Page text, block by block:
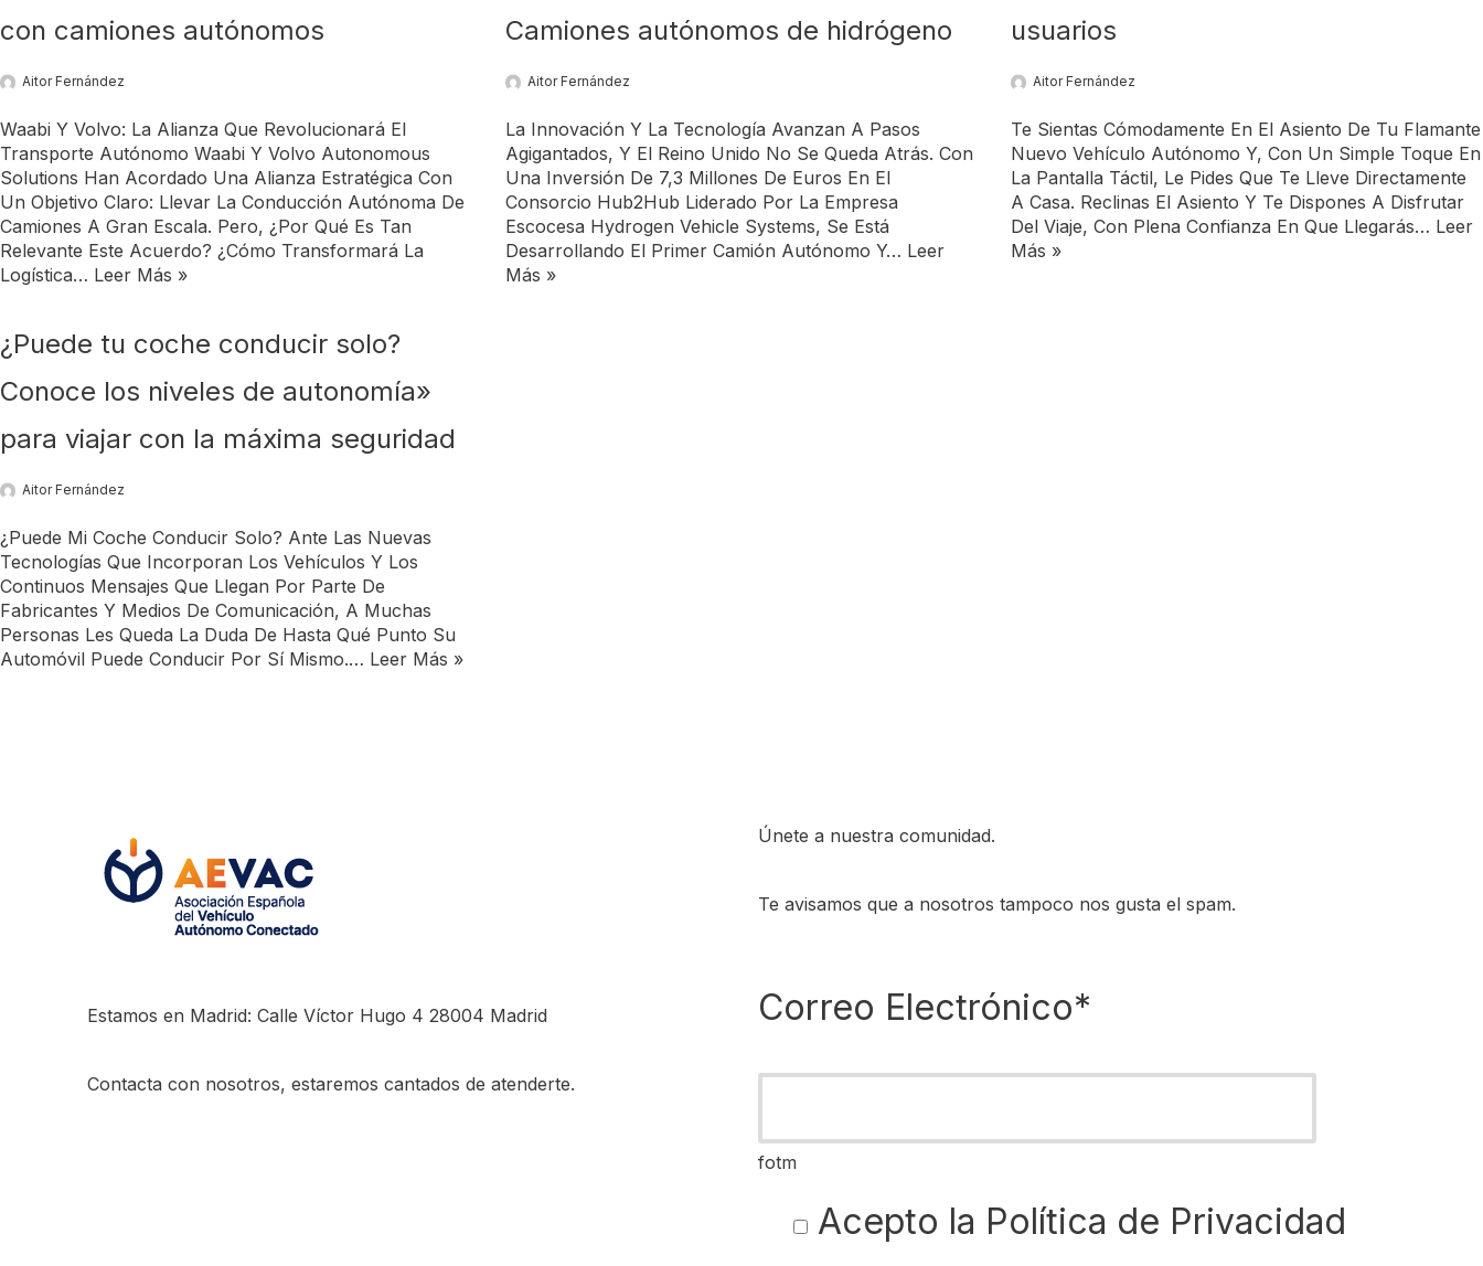
con camiones autónomos
Aitor Fernández
Waabi Y Volvo: La Alianza Que Revolucionará El
Transporte Autónomo Waabi Y Volvo Autonomous
Solutions Han Acordado Una Alianza Estratégica Con
Un Objetivo Claro: Llevar La Conducción Autónoma De
Camiones A Gran Escala. Pero, ¿por Qué Es Tan
Relevante Este Acuerdo? ¿Cómo Transformará La
Logística… Leer Más »
Camiones autónomos de hidrógeno
Aitor Fernández
La Innovación Y La Tecnología Avanzan A Pasos
Agigantados, Y El Reino Unido No Se Queda Atrás. Con
Una Inversión De 7,3 Millones De Euros En El
Consorcio Hub2Hub Liderado Por La Empresa
Escocesa Hydrogen Vehicle Systems, Se Está
Desarrollando El Primer Camión Autónomo Y… Leer
Más »
usuarios
Aitor Fernández
Te Sientas Cómodamente En El Asiento De Tu Flamante
Nuevo Vehículo Autónomo Y, Con Un Simple Toque En
La Pantalla Táctil, Le Pides Que Te Lleve Directamente
A Casa. Reclinas El Asiento Y Te Dispones A Disfrutar
Del Viaje, Con Plena Confianza En Que Llegarás… Leer
Más »
¿Puede tu coche conducir solo?
Conoce los niveles de autonomía»
para viajar con la máxima seguridad
Aitor Fernández
¿Puede Mi Coche Conducir Solo? Ante Las Nuevas
Tecnologías Que Incorporan Los Vehículos Y Los
Continuos Mensajes Que Llegan Por Parte De
Fabricantes Y Medios De Comunicación, A Muchas
Personas Les Queda La Duda De Hasta Qué Punto Su
Automóvil Puede Conducir Por Sí Mismo.… Leer Más »
Estamos en Madrid: Calle Víctor Hugo 4 28004 Madrid
Contacta con nosotros, estaremos cantados de atenderte.
Únete a nuestra comunidad.
Te avisamos que a nosotros tampoco nos gusta el spam.
Correo Electrónico*
fotm
Acepto la Política de Privacidad